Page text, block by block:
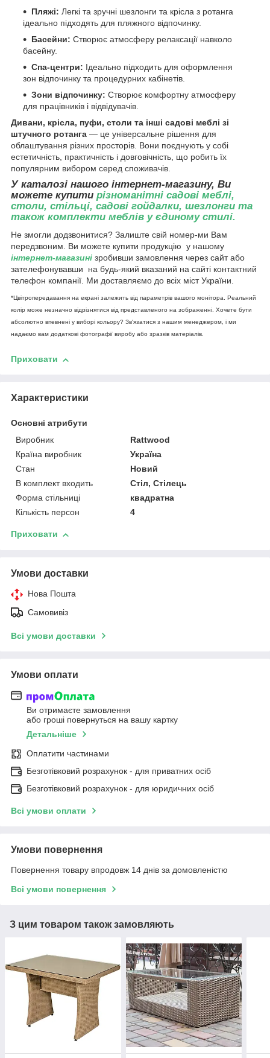
Пляжі: Легкі та зручні шезлонги та крісла з ротанга
ідеально підходять для пляжного відпочинку.
Басейни: Створює атмосферу релаксації навколо
басейну.
Спа-центри: Ідеально підходить для оформлення
зон відпочинку та процедурних кабінетів.
Зони відпочинку: Створює комфортну атмосферу
для працівників і відвідувачів.
Дивани, крісла, пуфи, столи та інші садові меблі зі
штучного ротанга — це універсальне рішення для
облаштування різних просторів. Вони поєднують у собі
естетичність, практичність і довговічність, що робить їх
популярним вибором серед споживачів.
У каталозі нашого інтернет-магазину, Ви
можете купити різноманітні садові меблі,
столи, стільці, садові гойдалки, шезлонги та
також комплекти меблів у єдиному стилі.
Не змогли додзвонитися? Залиште свій номер-ми Вам
передзвоним. Ви можете купити продукцію у нашому
інтернет-магазині зробивши замовлення через сайт або
зателефонувавши на будь-який вказаний на сайті контактний
телефон компанії. Ми доставляємо до всіх міст України.
*Цвітропередавання на екрані залежить від параметрів вашого монітора. Реальний
колір може незначно відрізнятися від представленого на зображенні. Хочете бути
абсолютно впевнені у виборі кольору? Зв'язатися з нашим менеджером, і ми
надаємо вам додаткові фотографії виробу або зразків матеріалів.
Приховати
Характеристики
Основні атрибути
Виробник
Rattwood
Країна виробник
Україна
Стан
Новий
В комплект входить
Стіл, Стілець
Форма стільниці
квадратна
Кількість персон
4
Приховати
Умови доставки
Нова Пошта
Самовивіз
Всі умови доставки
Умови оплати
Ви отримаєте замовлення
або гроші повернуться на вашу картку
Детальніше
Оплатити частинами
Безготівковий розрахунок - для приватних осіб
Безготівковий розрахунок - для юридичних осіб
Всі умови оплати
Умови повернення
Повернення товару впродовж 14 днів за домовленістю
Всі умови повернення
З цим товаром також замовляють